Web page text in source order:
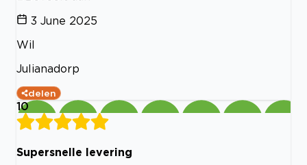
3 June 2025
Wil
Julianadorp
delen
10
Supersnelle levering